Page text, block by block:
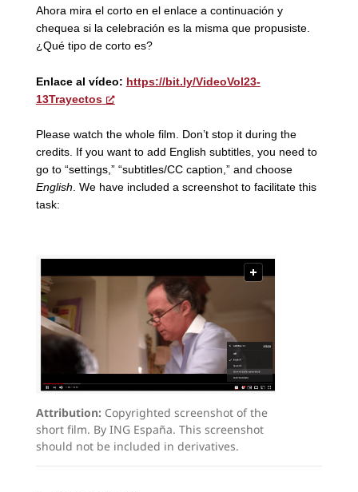
Ahora mira el corto en el enlace a continuación y
chequea si la celebración es la misma que propusiste.
¿Qué tipo de corto es?
Enlace al vídeo: https://bit.ly/VideoVol23-
13Trayectos
Please watch the whole film. Don’t stop it during the
credits. If you want to add English subtitles, you need to
go to “settings,” “subtitles/CC caption,” and choose
English . We have included a screenshot to facilitate this
task:
Attribution: Copyrighted screenshot of the
short film. By ING España. This screenshot
should not be included in derivatives.